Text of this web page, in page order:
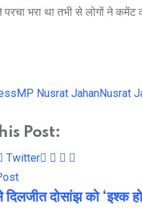
परचा भरा था तभी से लोगों ने
MP Nusrat JahanNusrat
Post:
Twitter Youtube
LinkedIn
Whatsapp
दोसांझ को ‘इश्क हो